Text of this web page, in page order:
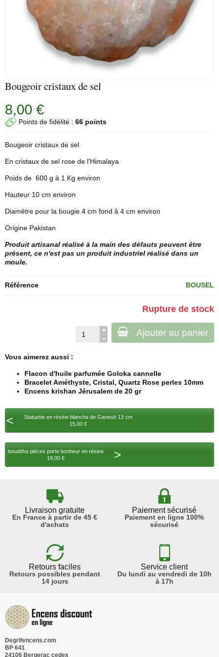
Bougeoir cristaux de sel
8,00 €
Points de fidélité : 66 points
Bougeoir cristaux de sel
En cristaux de sel rose de l'Himalaya
Poids de 600 g à 1 Kg environ
Hauteur 10 cm environ
Diamètre pour la bougie 4 cm fond à 4 cm environ
Origine Pakistan
Produit artisanal réalisé à la main des défauts peuvent être
présent, ce n'est pas un produit industriel réalisé dans un
moule.
Référence BOUSEL
Rupture de stock
Ajouter au panier
Vous aimerez aussi :
Flacon d'huile parfumée Goloka cannelle
Bracelet Améthyste, Cristal, Quartz Rose perles 10mm
Encens krishan Jérusalem de 20 gr
<
Statuette en résine blanche de Ganesh 13 cm
15,00 €
bouddha pièces porte bonheur en résine
19,00 €
>
Livraison gratuite
En France à partir de 45 €
d'achats
Paiement sécurisé
Paiement en ligne 100%
sécurisé
Retours faciles
Retours possibles pendant
14 jours
Service client
Du lundi au vendredi de 10h
à 17h
Degrifencens.com
BP 641
24106 Bergerac cedex